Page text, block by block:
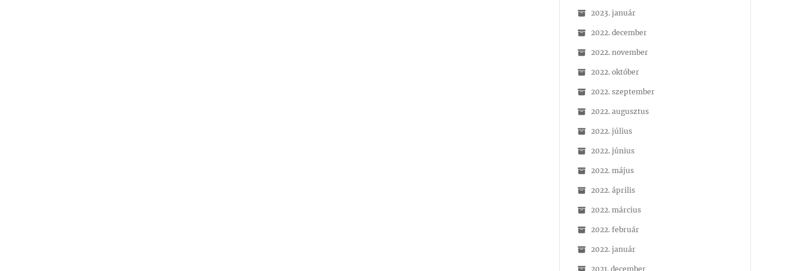
2023. január
2022. december
2022. november
2022. október
2022. szeptember
2022. augusztus
2022. július
2022. június
2022. május
2022. április
2022. március
2022. február
2022. január
2021. december